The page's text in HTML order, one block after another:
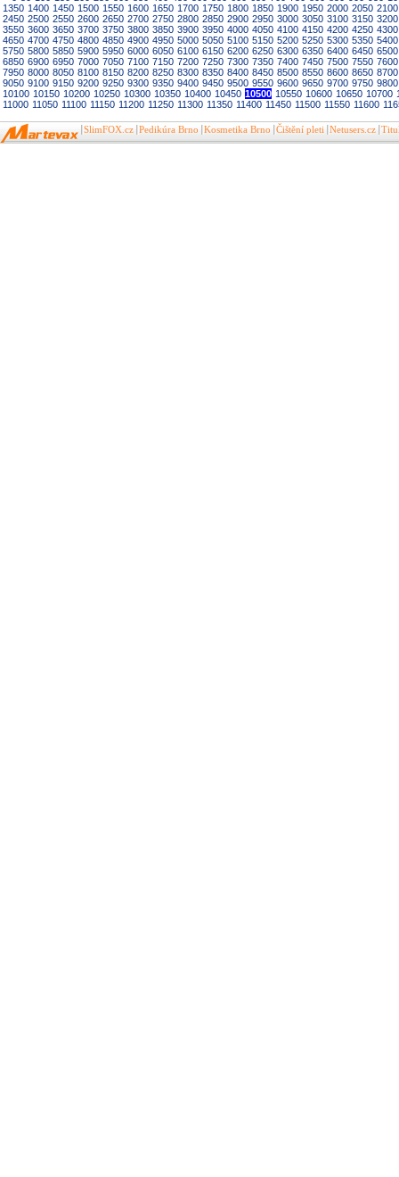
1350 1400 1450 1500 1550 1600 1650 1700 1750 1800 1850 1900 1950 2000 2050 2100
2450 2500 2550 2600 2650 2700 2750 2800 2850 2900 2950 3000 3050 3100 3150 3200
3550 3600 3650 3700 3750 3800 3850 3900 3950 4000 4050 4100 4150 4200 4250 4300
4650 4700 4750 4800 4850 4900 4950 5000 5050 5100 5150 5200 5250 5300 5350 5400
5750 5800 5850 5900 5950 6000 6050 6100 6150 6200 6250 6300 6350 6400 6450 6500
6850 6900 6950 7000 7050 7100 7150 7200 7250 7300 7350 7400 7450 7500 7550 7600
7950 8000 8050 8100 8150 8200 8250 8300 8350 8400 8450 8500 8550 8600 8650 8700
9050 9100 9150 9200 9250 9300 9350 9400 9450 9500 9550 9600 9650 9700 9750 9800
10100 10150 10200 10250 10300 10350 10400 10450 10500 10550 10600 10650 10700
11000 11050 11100 11150 11200 11250 11300 11350 11400 11450 11500 11550 11600
SlimFOX.cz Pedikúra Brno Kosmetika Brno Čištění pleti Netusers.cz